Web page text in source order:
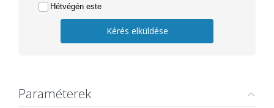
Hétvégén este
Kérés elküldése
Paraméterek